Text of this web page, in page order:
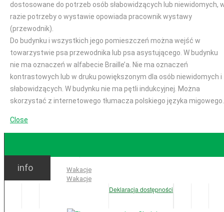
dostosowane do potrzeb osób słabowidzących lub niewidomych,
razie potrzeby o wystawie opowiada pracownik wystawy
(przewodnik).
Do budynku i wszystkich jego pomieszczeń można wejść w
towarzystwie psa przewodnika lub psa asystującego. W budynku
nie ma oznaczeń w alfabecie Braille’a. Nie ma oznaczeń
kontrastowych lub w druku powiększonym dla osób niewidomych i
słabowidzących. W budynku nie ma pętli indukcyjnej. Można
skorzystać z internetowego tłumacza polskiego języka migowego.
Close
Ważne:
Wakacje
Wakacje
Deklaracja dostępności
info